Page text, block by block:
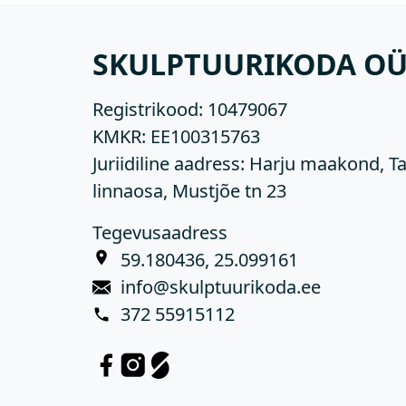
SKULPTUURIKODA
Registrikood: 10479067
KMKR: EE100315763
Juriidiline aadress: Harju maakond,
linnaosa, Mustjõe tn 23
Tegevusaadress
59.180436, 25.099161
info@skulptuurikoda.ee
372 55915112